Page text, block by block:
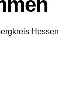
Hessen